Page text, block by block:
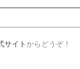
サイト からどうぞ！